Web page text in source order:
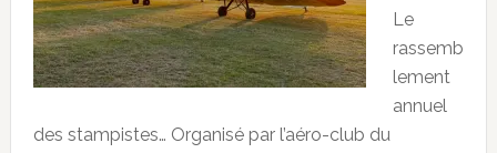
Le
rassemb
lement
annuel
des stampistes… Organisé par l’aéro-club du